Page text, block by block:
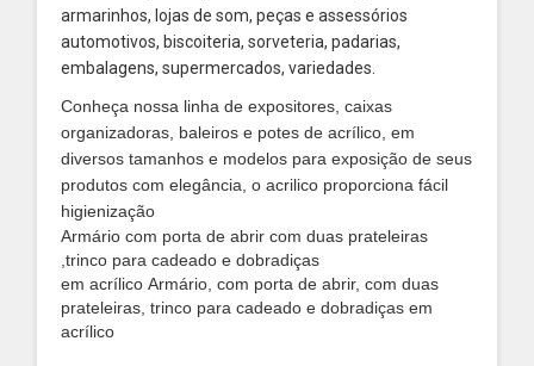
armarinhos, lojas de som, peças e assessórios
automotivos, biscoiteria, sorveteria, padarias,
embalagens, supermercados, variedades.
Conheça nossa linha de expositores, caixas
organizadoras, baleiros e potes de acrílico, em
diversos tamanhos e modelos para exposição de seus
produtos com elegância, o acrilico proporciona fácil
higienização
Armário com porta de abrir com duas prateleiras
,trinco para cadeado e dobradiças
em acrílico Armário, com porta de abrir, com duas
prateleiras, trinco para cadeado e dobradiças em
acrílico